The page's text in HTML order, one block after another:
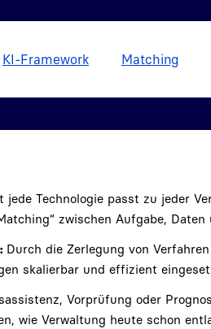
KI-Framework Matching
jede Technologie passt zu jeder
zwischen Aufgabe, Daten
Durch die Zerlegung von
skalierbar und effizient
Vorprüfung oder
wie Verwaltung heute schon